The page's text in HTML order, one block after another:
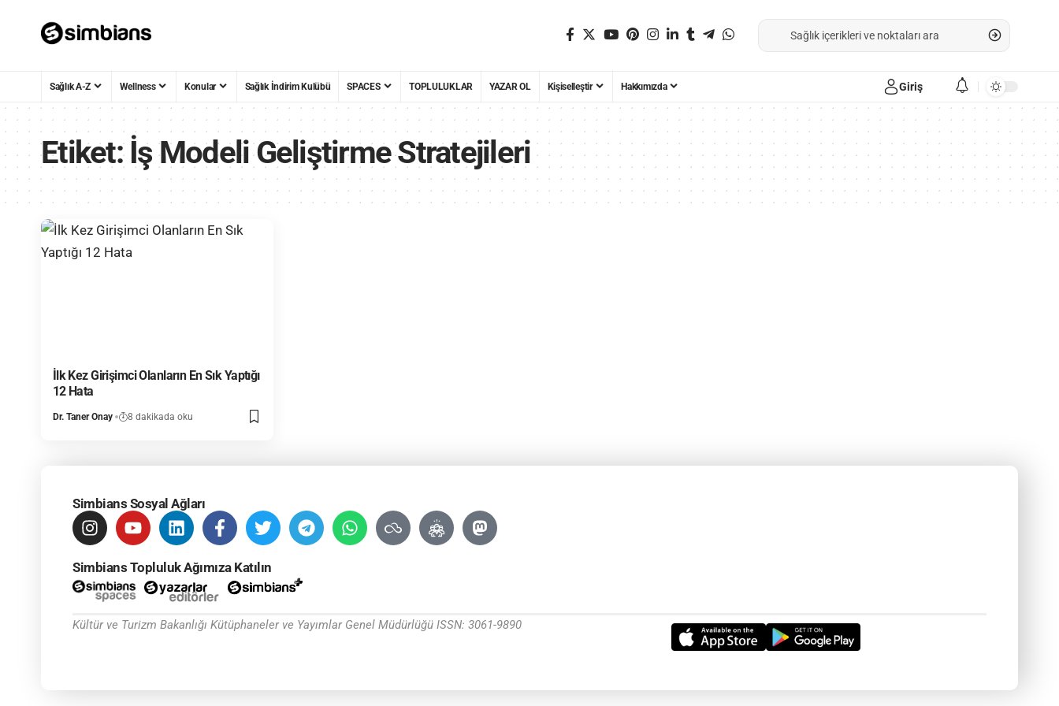
Sağlık A-Z Wellness Konular Sağlık İndirim Kulübü SPACES TOPLULUKLAR YAZAR OL Kişiselleştir Hakkımızda Giriş
Etiket:İş Modeli Geliştirme Stratejileri
İlk Kez Girişimci Olanların En Sık Yaptığı
12 Hata
Dr. Taner Onay 8 dakikada oku
Simbians Sosyal Ağları
Simbians Topluluk Ağımıza Katılın
Kültür ve Turizm Bakanlığı Kütüphaneler ve Yayımlar Genel Müdürlüğü ISSN: 3061-9890